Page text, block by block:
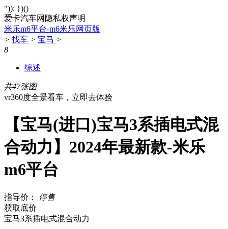
")); })()
爱卡汽车网隐私权声明
米乐m6平台-m6米乐网页版
> 找车 > 宝马 >
8
综述
共47张图
vr360度全景看车，立即去体验
【宝马(进口)宝马3系插电式混
合动力】2024年最新款-米乐
m6平台
指导价： 停售
获取底价
宝马3系插电式混合动力